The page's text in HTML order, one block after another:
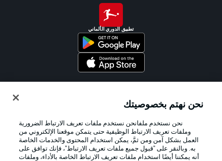
تطبيق الدوري الألماني
نحن نهتم بخصوصيتك
نحن نستخدم ملفانحن نستخدم ملفات تعريف الارتباط الضرورية
وملفات تعريف الارتباط الوظيفية حتى يتمكن موقعنا الإلكتروني من
العمل بشكل آمن ومن ثمَّ، يمكن استخدام المحتوى والخدمات الخاصة
به. وبالنقر على "قبول جميع ملفات تعريف الارتباط"، فإنك توافق على
أنه يمكننا أيضًا استخدام ملفات تعريف الارتباط الخاصة بالأداء، وملفات